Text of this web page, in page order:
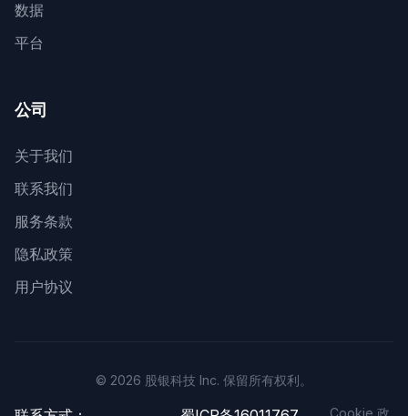
数据
平台
公司
关于我们
联系我们
服务条款
隐私政策
用户协议
© 2026 股银科技 Inc. 保留所有权利。
Cookie 政